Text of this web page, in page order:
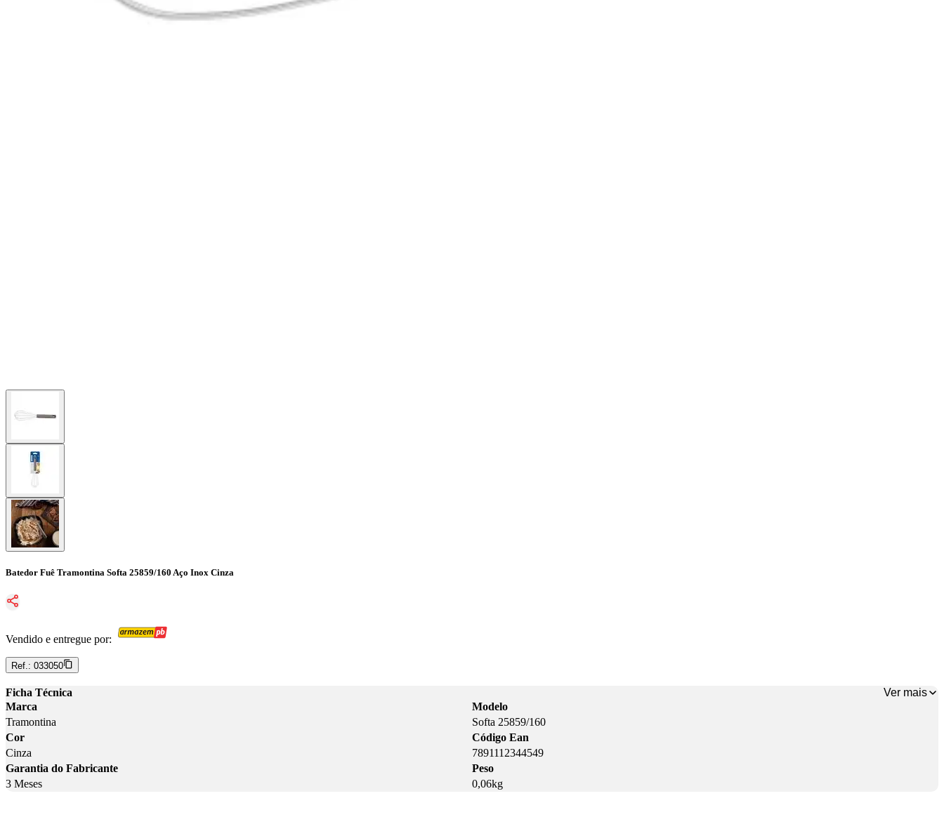
Batedor Fuê Tramontina Softa 25859/160 Aço Inox Cinza
Vendido e entregue por:
Ref.: 033050
Ficha Técnica
Ver mais
Marca
Tramontina
Modelo
Softa 25859/160
Cor
Cinza
Código Ean
7891112344549
Garantia do Fabricante
3 Meses
Peso
0,06kg